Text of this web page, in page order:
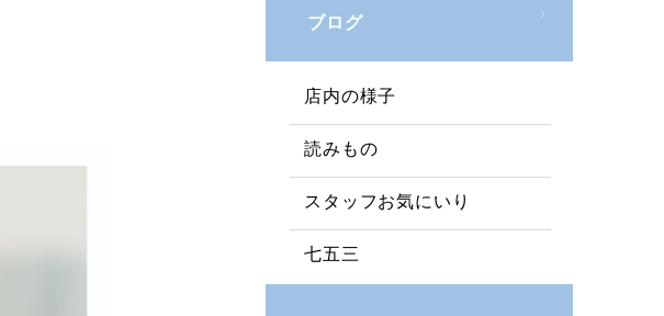
ブログ
店内の様子
読みもの
スタッフお気にいり
七五三